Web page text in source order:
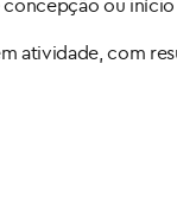
concepção ou
atividade, com